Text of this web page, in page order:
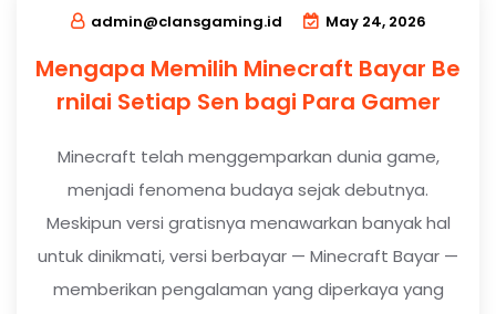
admin@clansgaming.id May 24, 2026
Mengapa Memilih Minecraft Bayar Be
rnilai Setiap Sen bagi Para Gamer
Minecraft telah menggemparkan dunia game,
menjadi fenomena budaya sejak debutnya.
Meskipun versi gratisnya menawarkan banyak hal
untuk dinikmati, versi berbayar — Minecraft Bayar —
memberikan pengalaman yang diperkaya yang